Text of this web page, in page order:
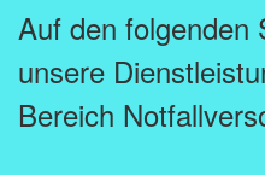
Auf den folgenden
unsere
Bereich